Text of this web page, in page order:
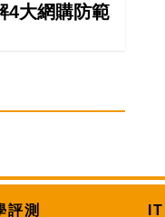
4大網購防範
評測